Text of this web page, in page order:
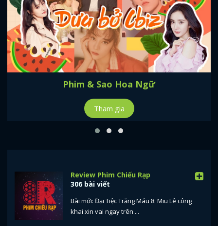
Phim & Sao Hoa Ngữ
Tham gia
Review Phim Chiếu Rạp
306 bài viết
Bài mới: Đại Tiệc Trăng Máu 8: Miu Lê công
khai xin vai ngay trên ...